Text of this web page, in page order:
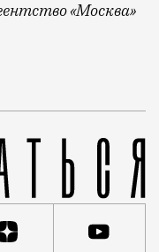
«Москва»
департамента